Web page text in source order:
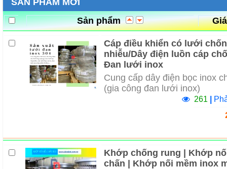
SẢN PHẨM MỚI
Sản phẩm
Cáp điều khiển có lưới
nhiễu/Dây điện luồn cáp
Đan lưới inox
Cung cấp dây điện bọc inox
(gia công đan lưới inox)
261
Khớp chống rung | Khớp
chấn | Khớp nối mềm inox